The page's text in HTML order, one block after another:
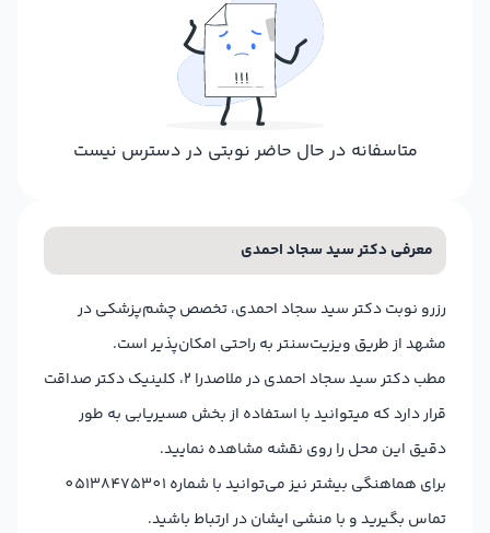
متاسفانه در حال حاضر نوبتی در دسترس نیست
معرفی دکتر سید سجاد احمدی
رزرو نوبت دکتر سید سجاد احمدی، تخصص چشم‌پزشکی در
مشهد از طریق ویزیت‌سنتر به راحتی امکان‌پذیر است.
مطب دکتر سید سجاد احمدی در ملاصدرا ۲، کلینیک دکتر صداقت
قرار دارد که میتوانید با استفاده از بخش مسیریابی به طور
دقیق این محل را روی نقشه مشاهده نمایید.
برای هماهنگی بیشتر نیز می‌توانید با شماره 05138475301
تماس بگیرید و با منشی ایشان در ارتباط باشید.